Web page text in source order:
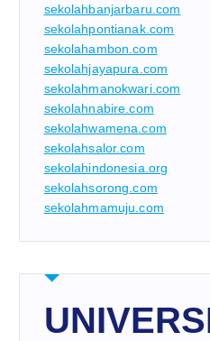
sekolahbanjarbaru.com
sekolahpontianak.com
sekolahambon.com
sekolahjayapura.com
sekolahmanokwari.com
sekolahnabire.com
sekolahwamena.com
sekolahsalor.com
sekolahindonesia.org
sekolahsorong.com
sekolahmamuju.com